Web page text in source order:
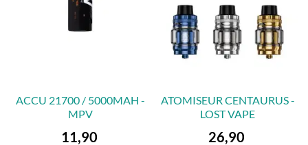
ACCU 21700 / 5000MAH -
MPV
Preis
11,90
ATOMISEUR CENTAURUS -
LOST VAPE
Preis
26,90